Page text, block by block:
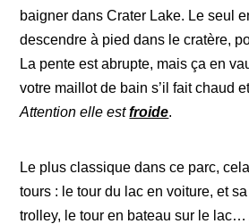
baigner dans Crater Lake. Le seul
descendre à pied dans le cratère,
La pente est abrupte, mais ça en
votre maillot de bain s’il fait chaud
Attention elle estfroide.
Le plus classique dans ce parc,
tours : le tour du lac en voiture, et
trolley, le tour en bateau sur le